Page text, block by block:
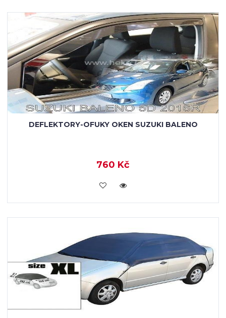
DEFLEKTORY-OFUKY OKEN SUZUKI BALENO
760 Kč
KOUPIT